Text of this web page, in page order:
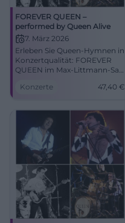
FOREVER QUEEN –
performed by Queen Alive
7. März 2026
Erleben Sie Queen-Hymnen in
Konzertqualität: FOREVER
QUEEN im Max-Littmann-Saal
07.03.2026, 20:00 Uhr, ab
druckvoller Sound – jetzt
Tickets sichern! #QueenAlive
Konzerte 47,40 €